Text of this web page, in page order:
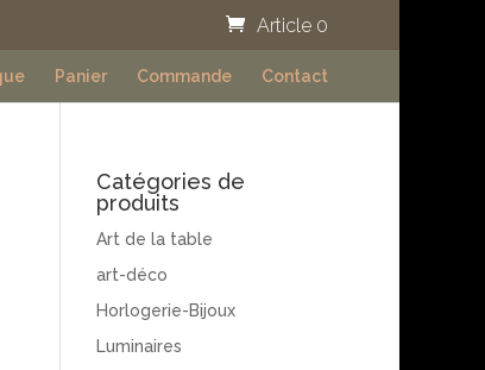
Article 0
Panier Commande Contact
Catégories de
produits
Art de la table
art-déco
Horlogerie-Bijoux
Luminaires